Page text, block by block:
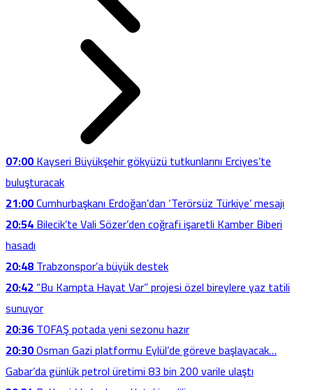
07:00Kayseri Büyükşehir gökyüzü tutkunlarını Erciyes’te
buluşturacak
21:00Cumhurbaşkanı Erdoğan’dan ‘Terörsüz Türkiye’ mesajı
20:54Bilecik’te Vali Sözer’den coğrafi işaretli Kamber Biberi
hasadı
20:48Trabzonspor’a büyük destek
20:42“Bu Kampta Hayat Var” projesi özel bireylere yaz tatili
sunuyor
20:36TOFAŞ potada yeni sezonu hazır
20:30Osman Gazi platformu Eylül’de göreve başlayacak…
Gabar’da günlük petrol üretimi 83 bin 200 varile ulaştı